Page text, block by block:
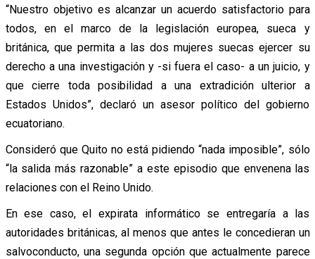
“Nuestro objetivo es alcanzar un acuerdo satisfactorio para
todos, en el marco de la legislación europea, sueca y
británica, que permita a las dos mujeres suecas ejercer su
derecho a una investigación y -si fuera el caso- a un juicio, y
que cierre toda posibilidad a una extradición ulterior a
Estados Unidos”, declaró un asesor político del gobierno
ecuatoriano.
Consideró que Quito no está pidiendo “nada imposible”, sólo
“la salida más razonable” a este episodio que envenena las
relaciones con el Reino Unido.
En ese caso, el expirata informático se entregaría a las
autoridades británicas, al menos que antes le concedieran un
salvoconducto, una segunda opción que actualmente parece